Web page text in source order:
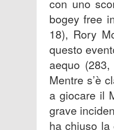
con uno
bogey free
18), Rory
questo
aequo
Mentre s’è
a giocare il
grave
ha chiuso la